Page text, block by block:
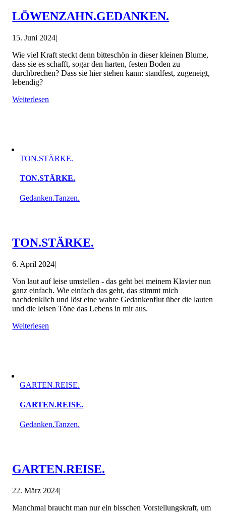
LÖWENZAHN.GEDANKEN.
15. Juni 2024|
Wie viel Kraft steckt denn bitteschön in dieser kleinen Blume,
dass sie es schafft, sogar den harten, festen Boden zu
durchbrechen? Dass sie hier stehen kann: standfest, zugeneigt,
lebendig?
Weiterlesen
TON.STÄRKE.
TON.STÄRKE.
Gedanken.Tanzen.
TON.STÄRKE.
6. April 2024|
Von laut auf leise umstellen - das geht bei meinem Klavier nun
ganz einfach. Wie einfach das geht, das stimmt mich
nachdenklich und löst eine wahre Gedankenflut über die lauten
und die leisen Töne das Lebens in mir aus.
Weiterlesen
GARTEN.REISE.
GARTEN.REISE.
Gedanken.Tanzen.
GARTEN.REISE.
22. März 2024|
Manchmal braucht man nur ein bisschen Vorstellungskraft, um